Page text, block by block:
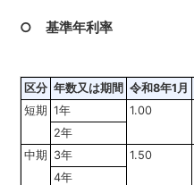
○ 基準年利率
区分 年数又は期間 令和8年1月
短期 1年 1.00
2年
中期 3年 1.50
4年